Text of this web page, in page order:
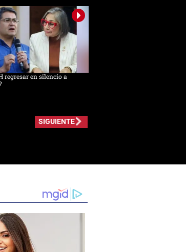
regresar en silencio a
SIGUIENTE